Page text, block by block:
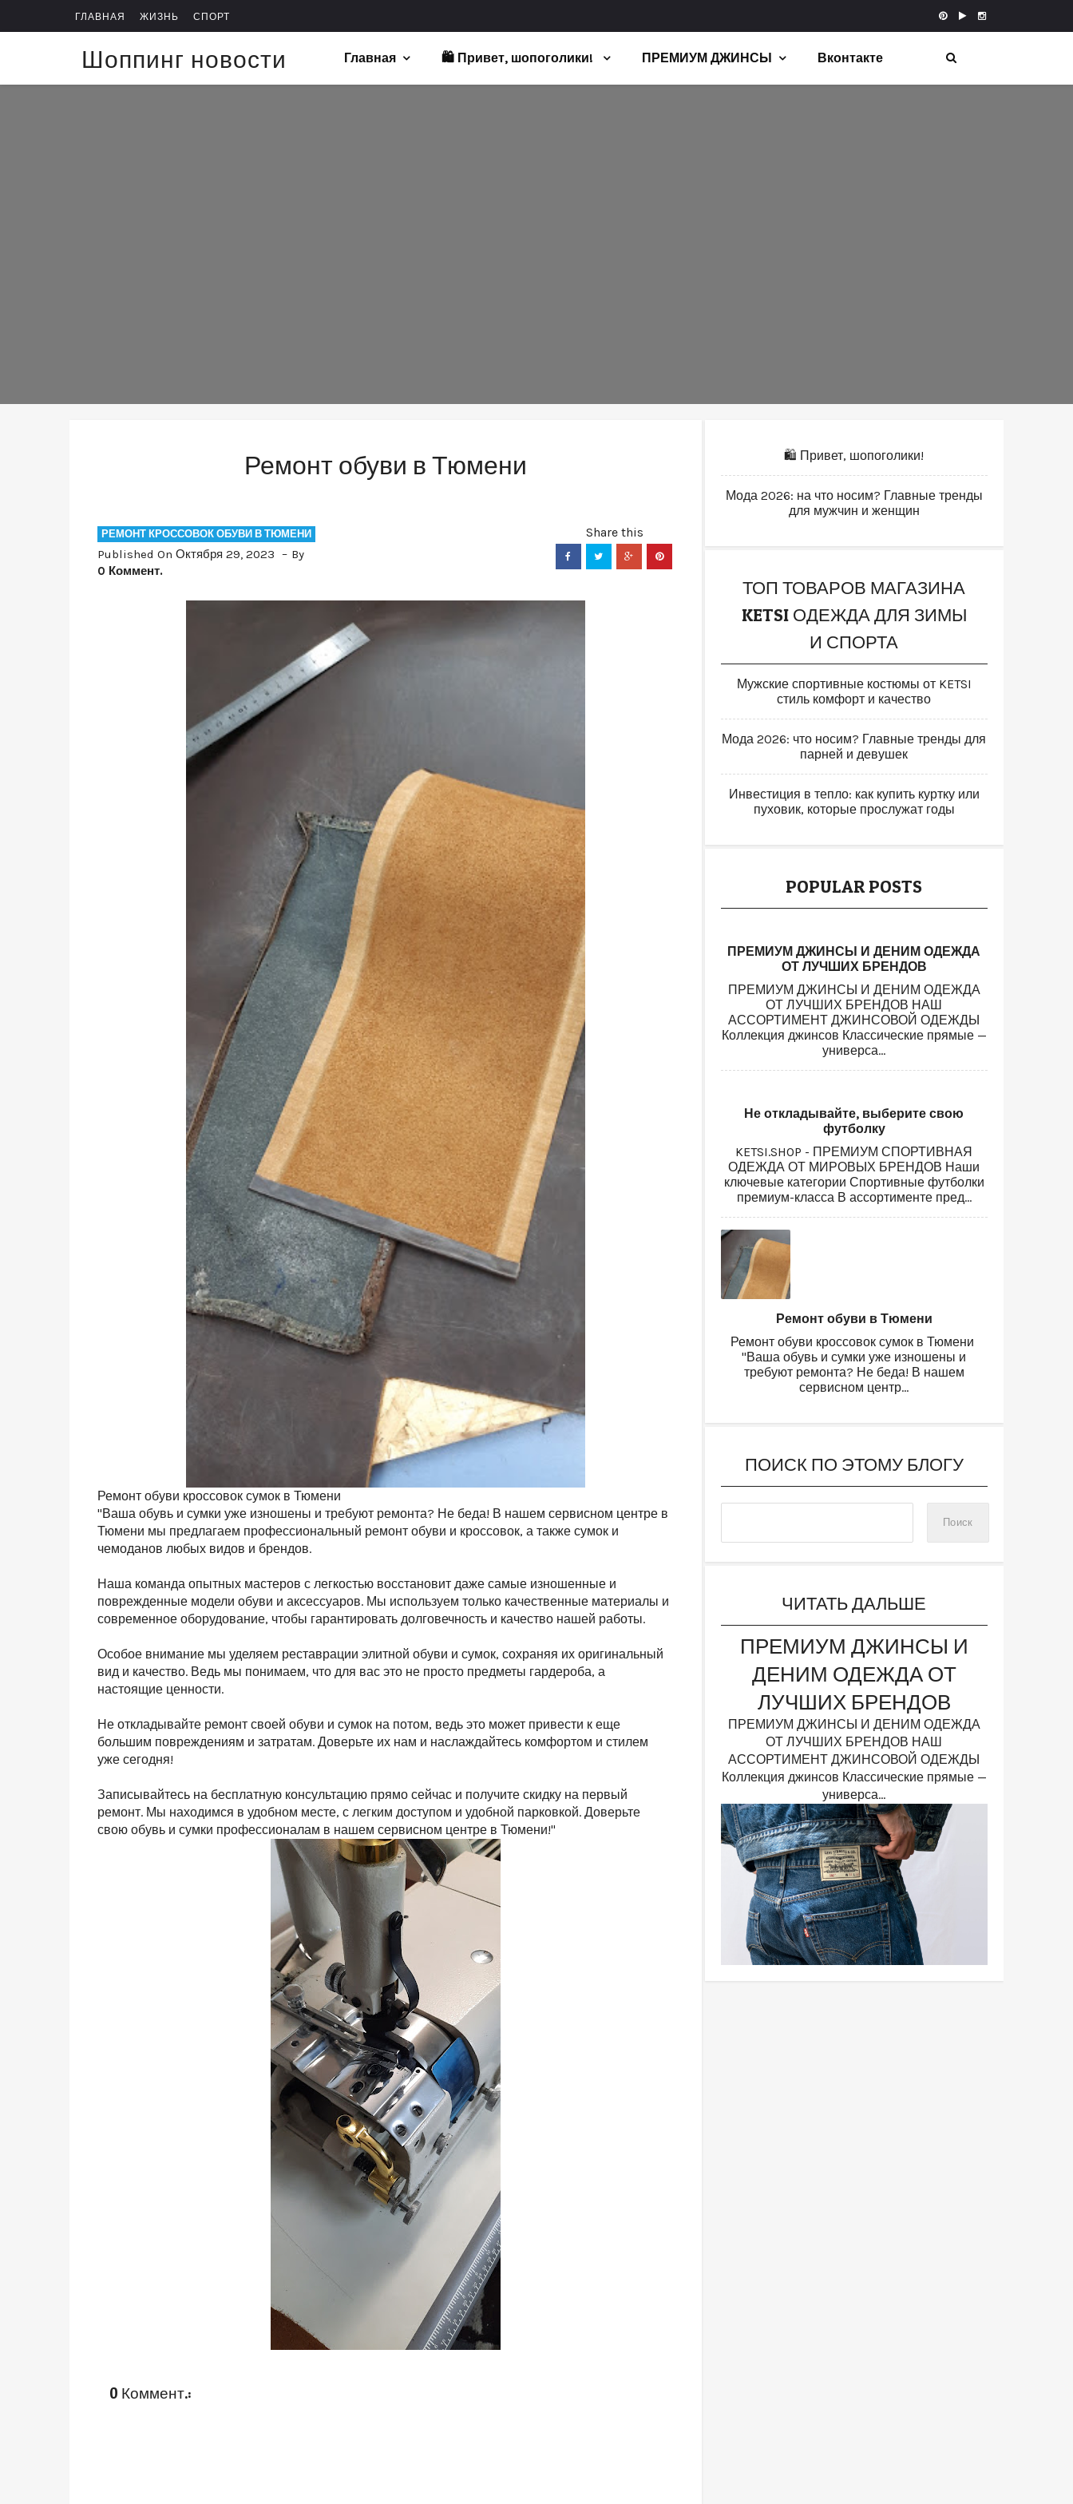
ГЛАВНАЯ ЖИЗНЬ СПОРТ
Шоппинг новости Главная 🛍️ Привет, шопоголики! ПРЕМИУМ ДЖИНСЫ Вконтакте
Ремонт обуви в Тюмени
РЕМОНТ КРОССОВОК ОБУВИ В ТЮМЕНИ
Published On Октября 29, 2023
By
0 Коммент.
Ремонт обуви кроссовок сумок в Тюмени
"Ваша обувь и сумки уже изношены и требуют ремонта? Не беда! В нашем сервисном центре в
Тюмени мы предлагаем профессиональный ремонт обуви и кроссовок, а также сумок и
чемоданов любых видов и брендов.
Наша команда опытных мастеров с легкостью восстановит даже самые изношенные и
поврежденные модели обуви и аксессуаров. Мы используем только качественные материалы и
современное оборудование, чтобы гарантировать долговечность и качество нашей работы.
Особое внимание мы уделяем реставрации элитной обуви и сумок, сохраняя их оригинальный
вид и качество. Ведь мы понимаем, что для вас это не просто предметы гардероба, а
настоящие ценности.
Не откладывайте ремонт своей обуви и сумок на потом, ведь это может привести к еще
большим повреждениям и затратам. Доверьте их нам и наслаждайтесь комфортом и стилем
уже сегодня!
Записывайтесь на бесплатную консультацию прямо сейчас и получите скидку на первый
ремонт. Мы находимся в удобном месте, с легким доступом и удобной парковкой. Доверьте
свою обувь и сумки профессионалам в нашем сервисном центре в Тюмени!"
0 Коммент.:
🛍️ Привет, шопоголики!
Мода 2026: на что носим? Главные тренды
для мужчин и женщин
ТОП ТОВАРОВ МАГАЗИНА
KETSI ОДЕЖДА ДЛЯ ЗИМЫ
И СПОРТА
Мужские спортивные костюмы от KETSI
стиль комфорт и качество
Мода 2026: что носим? Главные тренды для
парней и девушек
Инвестиция в тепло: как купить куртку или
пуховик, которые прослужат годы
POPULAR POSTS
ПРЕМИУМ ДЖИНСЫ И ДЕНИМ ОДЕЖДА
ОТ ЛУЧШИХ БРЕНДОВ
ПРЕМИУМ ДЖИНСЫ И ДЕНИМ ОДЕЖДА
ОТ ЛУЧШИХ БРЕНДОВ НАШ
АССОРТИМЕНТ ДЖИНСОВОЙ ОДЕЖДЫ
Коллекция джинсов Классические прямые —
универса...
Не откладывайте, выберите свою
футболку
KETSI.SHOP - ПРЕМИУМ СПОРТИВНАЯ
ОДЕЖДА ОТ МИРОВЫХ БРЕНДОВ Наши
ключевые категории Спортивные футболки
премиум-класса В ассортименте пред...
Ремонт обуви в Тюмени
Ремонт обуви кроссовок сумок в Тюмени
"Ваша обувь и сумки уже изношены и
требуют ремонта? Не беда! В нашем
сервисном центр...
ПОИСК ПО ЭТОМУ БЛОГУ
ЧИТАТЬ ДАЛЬШЕ
ПРЕМИУМ ДЖИНСЫ И
ДЕНИМ ОДЕЖДА ОТ
ЛУЧШИХ БРЕНДОВ
ПРЕМИУМ ДЖИНСЫ И ДЕНИМ ОДЕЖДА
ОТ ЛУЧШИХ БРЕНДОВ НАШ
АССОРТИМЕНТ ДЖИНСОВОЙ ОДЕЖДЫ
Коллекция джинсов Классические прямые —
универса...